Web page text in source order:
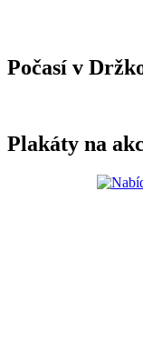
Počasí v
Plakáty na